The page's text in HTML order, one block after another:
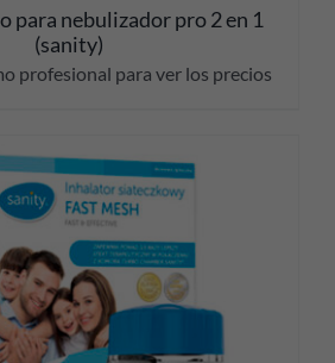
para nebulizador pro 2 en 1
(sanity)
profesional para ver los precios